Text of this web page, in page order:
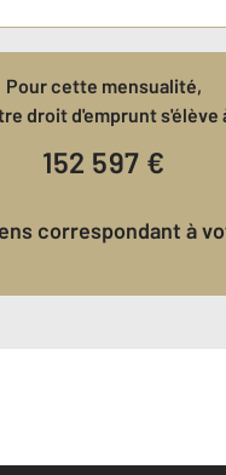
Pour cette mensualité,
droit d'emprunt s'élève
152 597 €
correspondant à